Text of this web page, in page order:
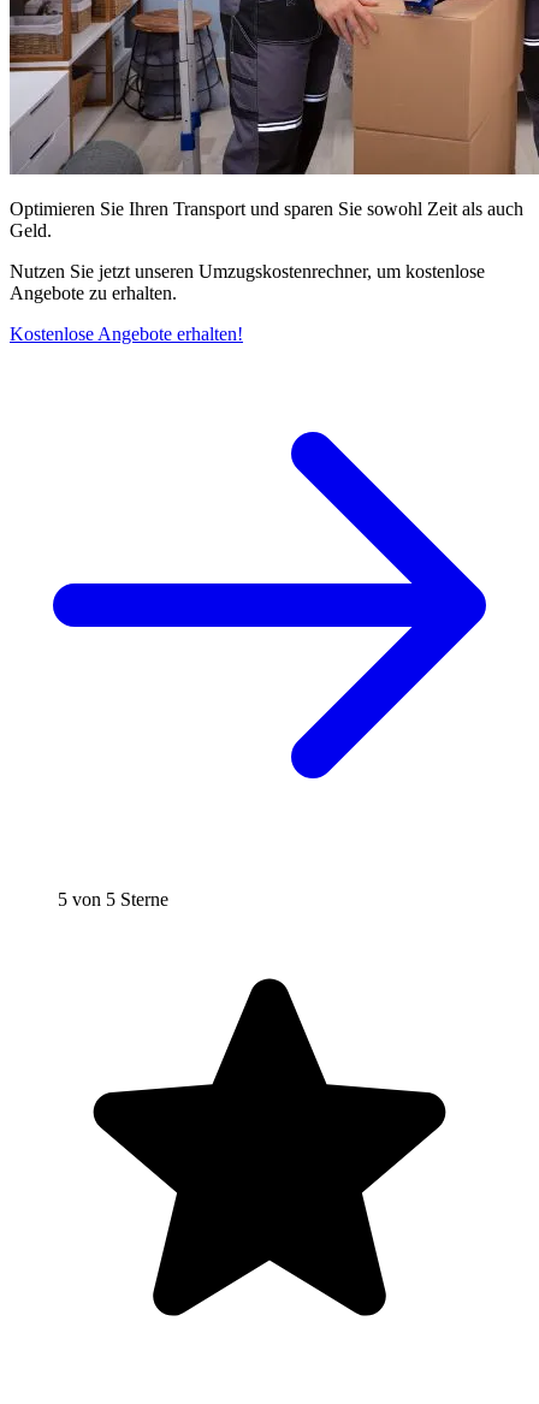
Optimieren Sie Ihren Transport und sparen Sie sowohl Zeit als auch
Geld.
Nutzen Sie jetzt unseren Umzugskostenrechner, um kostenlose
Angebote zu erhalten.
Kostenlose Angebote erhalten!
5 von 5 Sterne